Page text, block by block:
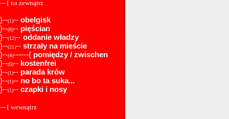
---{ na zewnątrz
}--(1)-- obelgisk
}--(8)-- pięścian
}--(12)-- oddanie władzy
}--(21)-- strzały na mieście
}--(4)------{ pomiędzy / zwischen
}--(6)-- kostenfrei
}--(1)-- parada krów
}--(1)-- no bo ta suka...
}--(1)-- czapki i nosy
---{ wewnątrz